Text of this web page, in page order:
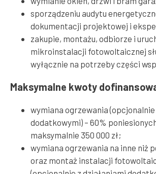
sporządzeniu audytu
dokumentacji projektowej i
zakupie, montażu, odbiorze i
mikroinstalacji fotowoltaicznej
wyłącznie na potrzeby części
Maksymalne kwoty
wymiana ogrzewania (opcjonalnie
dodatkowymi) – 60%
maksymalnie 350 000 zł;
wymiana ogrzewania na inne niż
oraz montaż instalacji